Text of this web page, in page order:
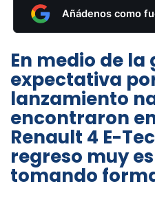
Añádenos como
En medio de la
expectativa
lanzamiento
encontraron
Renault 4 E-
regreso muy
tomando